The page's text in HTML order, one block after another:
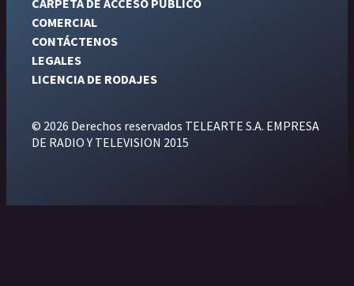
COMERCIAL
CONTÁCTENOS
LEGALES
LICENCIA DE RODAJES
© 2026 Derechos reservados TELEARTE S.A. EMPRESA
DE RADIO Y TELEVISION 2015